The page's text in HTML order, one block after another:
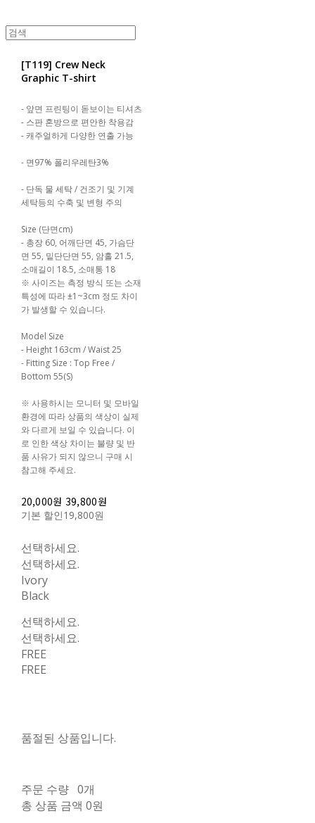
[T119] Crew Neck
Graphic T-shirt
- 앞면 프린팅이 돋보이는 티셔츠
- 스판 혼방으로 편안한 착용감
- 캐주얼하게 다양한 연출 가능
- 면97% 폴리우레탄3%
- 단독 물 세탁 / 건조기 및 기계
세탁등의 수축 및 변형 주의
Size (단면cm)
- 총장 60, 어깨단면 45, 가슴단
면 55, 밑단단면 55, 암홀 21.5,
소매길이 18.5, 소매통 18
※ 사이즈는 측정 방식 또는 소재
특성에 따라 ±1~3cm 정도 차이
가 발생할 수 있습니다.
Model Size
- Height 163cm / Waist 25
- Fitting Size : Top Free /
Bottom 55(S)
※ 사용하시는 모니터 및 모바일
환경에 따라 상품의 색상이 실제
와 다르게 보일 수 있습니다. 이
로 인한 색상 차이는 불량 및 반
품 사유가 되지 않으니 구매 시
참고해 주세요.
20,000원 39,800원
기본 할인19,800원
선택하세요.
선택하세요.
Ivory
Black
선택하세요.
선택하세요.
FREE
FREE
품절된 상품입니다.
주문 수량 0개
총 상품 금액 0원